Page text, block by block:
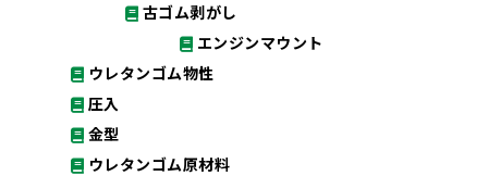
古ゴム剥がし
エンジンマウント
ウレタンゴム物性
圧入
金型
ウレタンゴム原材料